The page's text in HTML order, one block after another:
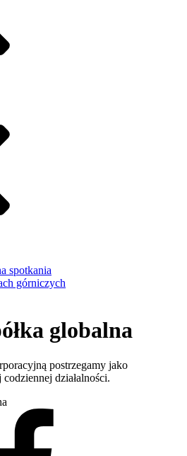
spotkania
górniczych
globalna
postrzegamy jako
działalności.